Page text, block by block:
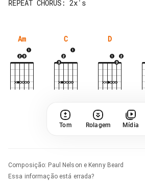
Am C D
Tom Rolagem Mídia
Composição: Paul Nelson e Kenny Beard
Essa informação está errada?